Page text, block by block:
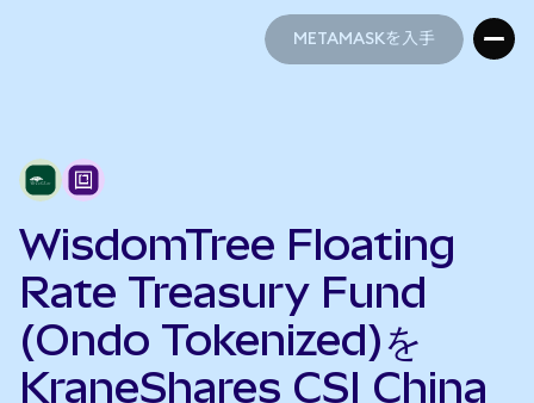
METAMASKを入手
WisdomTree Floating
Rate Treasury Fund
(Ondo Tokenized)を
KraneShares CSI China